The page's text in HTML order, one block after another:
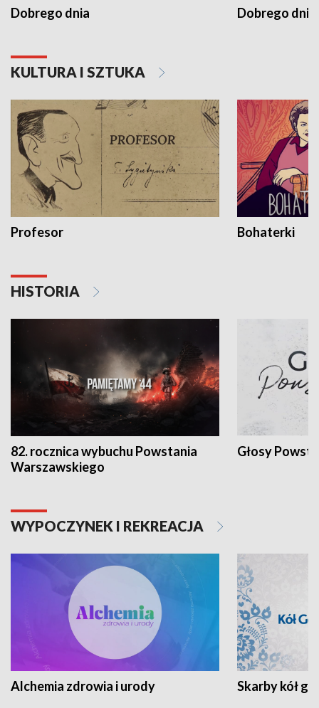
Dobrego dnia Dobrego dnia
KULTURA I SZTUKA
Profesor Bohaterki
HISTORIA
82. rocznica wybuchu Powstania
Warszawskiego
Głosy
WYPOCZYNEK I REKREACJA
Alchemia zdrowia i urody Skarby kół